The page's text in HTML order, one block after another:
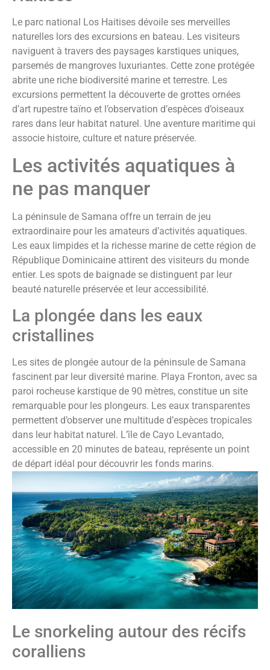
Le parc national Los Haitises dévoile ses merveilles
naturelles lors des excursions en bateau. Les visiteurs
naviguent à travers des paysages karstiques uniques,
parsemés de mangroves luxuriantes. Cette zone protégée
abrite une riche biodiversité marine et terrestre. Les
excursions permettent la découverte de grottes ornées
d’art rupestre taïno et l’observation d’espèces d’oiseaux
rares dans leur habitat naturel. Une aventure maritime qui
associe histoire, culture et nature préservée.
Les activités aquatiques à
ne pas manquer
La péninsule de Samana offre un terrain de jeu
extraordinaire pour les amateurs d’activités aquatiques.
Les eaux limpides et la richesse marine de cette région de
République Dominicaine attirent des visiteurs du monde
entier. Les spots de baignade se distinguent par leur
beauté naturelle préservée et leur accessibilité.
La plongée dans les eaux
cristallines
Les sites de plongée autour de la péninsule de Samana
fascinent par leur diversité marine. Playa Fronton, avec sa
paroi rocheuse karstique de 90 mètres, constitue un site
remarquable pour les plongeurs. Les eaux transparentes
permettent d’observer une multitude d’espèces tropicales
dans leur habitat naturel. L’île de Cayo Levantado,
accessible en 20 minutes de bateau, représente un point
de départ idéal pour découvrir les fonds marins.
Le snorkeling autour des récifs
coralliens